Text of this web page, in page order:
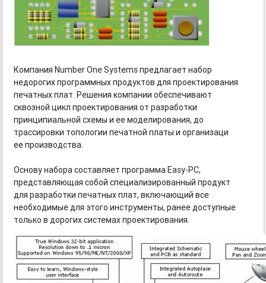
Компания Number One Systems предлагает набор
недорогих программных продуктов для проектирования
печатных плат. Решения компании обеспечивают
сквозной цикл проектирования от разработки
принципиальной схемы и ее моделирования, до
трассировки топологии печатной платы и организаци
ее производства.
Основу набора составляет программаEasy-PC,
представляющая собой специализированный продукт
для разработки печатных плат, включающий все
необходимые для этого инструменты, ранее доступные
только в дорогих системах проектирования.